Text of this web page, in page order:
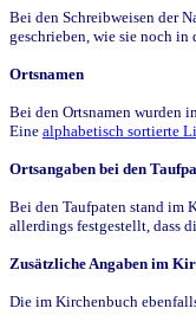
Bei den Schreibweisen der
geschrieben, wie sie noch in
Ortsnamen
Bei den Ortsnamen wurden
Eine alphabetisch sortierte
Ortsangaben bei den
Bei den Taufpaten stand im
allerdings festgestellt, dass
Zusätzliche Angaben im
Die im Kirchenbuch